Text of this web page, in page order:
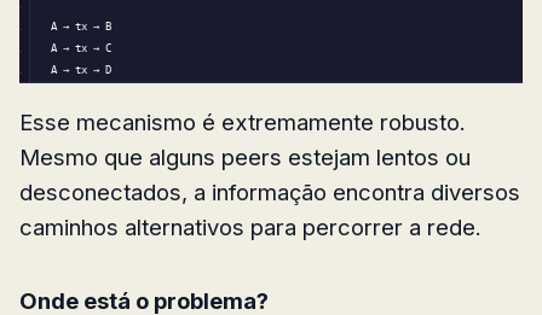
A → tx → B
A → tx → C
A → tx → D
Esse mecanismo é extremamente robusto.
Mesmo que alguns peers estejam lentos ou
desconectados, a informação encontra diversos
caminhos alternativos para percorrer a rede.
Onde está o problema?